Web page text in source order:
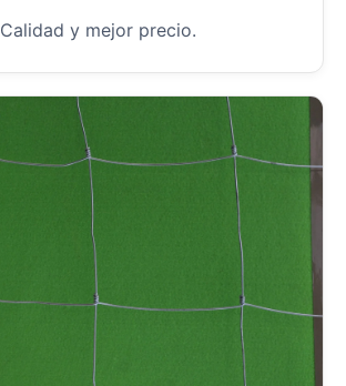
Calidad y mejor precio.